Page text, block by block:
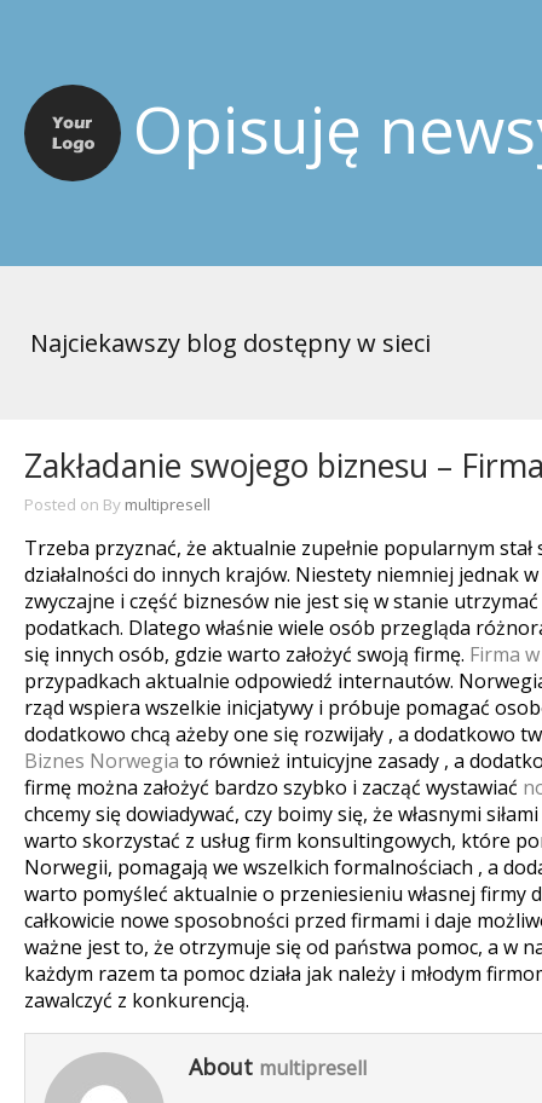
Opisuję
Najciekawszy blog dostępny w sieci
Zakładanie swojego biznesu –
Posted on By multipresell
Trzeba przyznać, że aktualnie zupełnie popularnym
działalności do innych krajów. Niestety niemniej jednak
zwyczajne i część biznesów nie jest się w stanie
podatkach. Dlatego właśnie wiele osób przegląda
się innych osób, gdzie warto założyć swoją firmę. Firma
przypadkach aktualnie odpowiedź internautów.
rząd wspiera wszelkie inicjatywy i próbuje pomagać
dodatkowo chcą ażeby one się rozwijały , a dodatkowo
Biznes Norwegia to również intuicyjne zasady , a
firmę można założyć bardzo szybko i zacząć wystawiać
chcemy się dowiadywać, czy boimy się, że własnymi
warto skorzystać z usług firm konsultingowych, które
Norwegii, pomagają we wszelkich formalnościach , a
warto pomyśleć aktualnie o przeniesieniu własnej firmy
całkowicie nowe sposobności przed firmami i daje
ważne jest to, że otrzymuje się od państwa pomoc, a w
każdym razem ta pomoc działa jak należy i młodym
zawalczyć z konkurencją.
About multipresell